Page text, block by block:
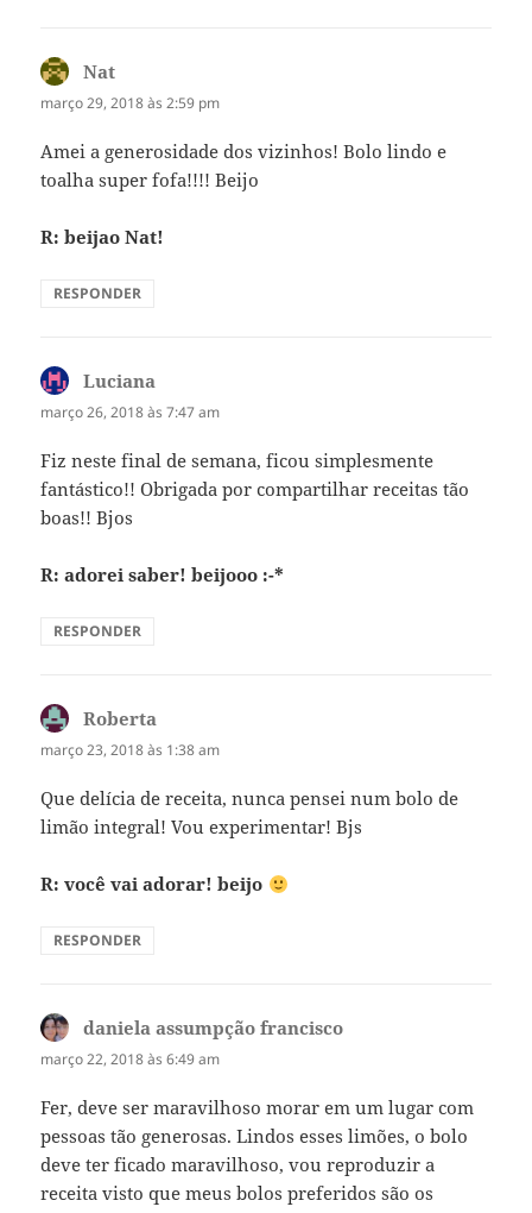
Nat
março 29, 2018 às 2:59 pm
Amei a generosidade dos vizinhos! Bolo lindo e
toalha super fofa!!!! Beijo
R: beijao Nat!
RESPONDER
Luciana
março 26, 2018 às 7:47 am
Fiz neste final de semana, ficou simplesmente
fantástico!! Obrigada por compartilhar receitas tão
boas!! Bjos
R: adorei saber! beijooo :-*
RESPONDER
Roberta
março 23, 2018 às 1:38 am
Que delícia de receita, nunca pensei num bolo de
limão integral! Vou experimentar! Bjs
R: você vai adorar! beijo
RESPONDER
daniela assumpção francisco
março 22, 2018 às 6:49 am
Fer, deve ser maravilhoso morar em um lugar com
pessoas tão generosas. Lindos esses limões, o bolo
deve ter ficado maravilhoso, vou reproduzir a
receita visto que meus bolos preferidos são os